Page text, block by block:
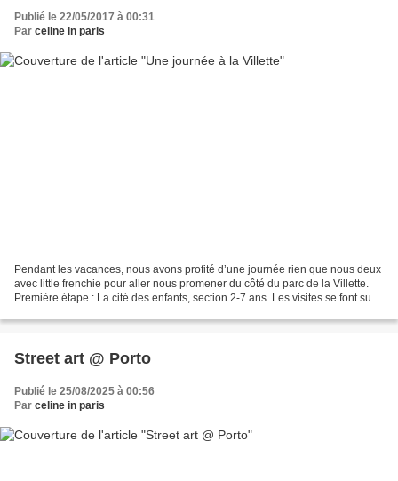
Publié le 22/05/2017 à 00:31
Par celine in paris
Pendant les vacances, nous avons profité d’une journée rien que nous deux
avec little frenchie pour aller nous promener du côté du parc de la Villette.
Première étape : La cité des enfants, section 2-7 ans. Les visites se font sur
Street art @ Porto
Publié le 25/08/2025 à 00:56
Par celine in paris